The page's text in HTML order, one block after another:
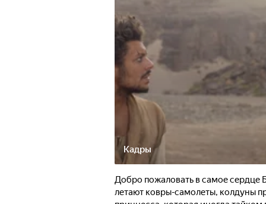
Кадры
Добро пожаловать в самое сердце
летают ковры-самолеты, колдуны